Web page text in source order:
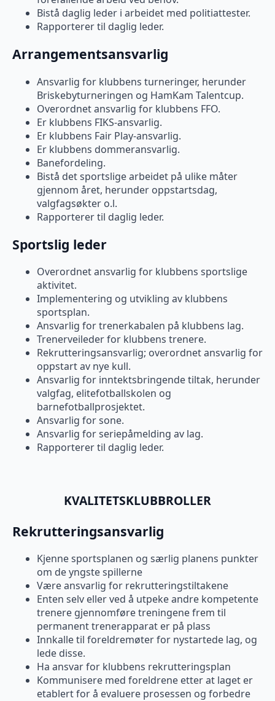
Bistå daglig leder i arbeidet med politiattester.
Rapporterer til daglig leder.
Arrangementsansvarlig
Ansvarlig for klubbens turneringer, herunder
Briskebyturneringen og HamKam Talentcup.
Overordnet ansvarlig for klubbens FFO.
Er klubbens FIKS-ansvarlig.
Er klubbens Fair Play-ansvarlig.
Er klubbens dommeransvarlig.
Banefordeling.
Bistå det sportslige arbeidet på ulike måter
gjennom året, herunder oppstartsdag,
valgfagsøkter o.l.
Rapporterer til daglig leder.
Sportslig leder
Overordnet ansvarlig for klubbens sportslige
aktivitet.
Implementering og utvikling av klubbens
sportsplan.
Ansvarlig for trenerkabalen på klubbens lag.
Trenerveileder for klubbens trenere.
Rekrutteringsansvarlig; overordnet ansvarlig for
oppstart av nye kull.
Ansvarlig for inntektsbringende tiltak, herunder
valgfag, elitefotballskolen og
barnefotballprosjektet.
Ansvarlig for sone.
Ansvarlig for seriepåmelding av lag.
Rapporterer til daglig leder.
KVALITETSKLUBBROLLER
Rekrutteringsansvarlig
Kjenne sportsplanen og særlig planens punkter
om de yngste spillerne
Være ansvarlig for rekrutteringstiltakene
Enten selv eller ved å utpeke andre kompetente
trenere gjennomføre treningene frem til
permanent trenerapparat er på plass
Innkalle til foreldremøter for nystartede lag, og
lede disse.
Ha ansvar for klubbens rekrutteringsplan
Kommunisere med foreldrene etter at laget er
etablert for å evaluere prosessen og forbedre